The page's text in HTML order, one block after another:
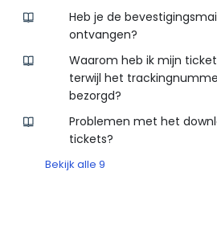
Heb je de
ontvangen?
Waarom heb ik mijn
terwijl het
bezorgd?
Problemen met het
tickets?
Bekijk alle 9